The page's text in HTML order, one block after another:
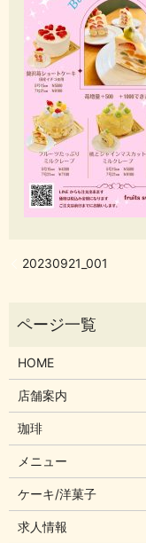
20230921_001
HOME
店舗案内
珈琲
メニュー
ケーキ/洋菓子
求人情報